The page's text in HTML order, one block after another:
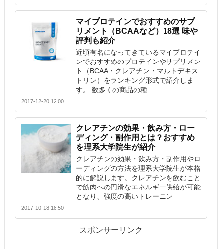
マイプロテインでおすすめのサプ
リメント（BCAAなど）18選 味や
評判も紹介
近頃有名になってきているマイプロテイ
ンでおすすめのプロテインやサプリメン
ト（BCAA・クレアチン・マルトデキス
トリン）をランキング形式で紹介しま
す。 数多くの商品の種
2017-12-20 12:00
クレアチンの効果・飲み方・ロー
ディング・副作用とは？おすすめ
を理系大学院生が紹介
クレアチンの効果・飲み方・副作用やロ
ーディングの方法を理系大学院生が本格
的に解説します。クレアチンを飲むこと
で筋肉への円滑なエネルギー供給が可能
となり、強度の高いトレーニン
2017-10-18 18:50
スポンサーリンク